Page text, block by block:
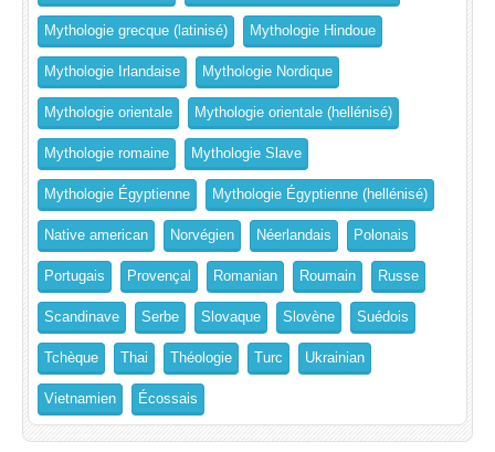
Mythologie grecque (latinisé) Mythologie Hindoue
Mythologie Irlandaise Mythologie Nordique
Mythologie orientale Mythologie orientale (hellénisé)
Mythologie romaine Mythologie Slave
Mythologie Égyptienne Mythologie Égyptienne (hellénisé)
Native american Norvégien Néerlandais Polonais
Portugais Provençal Romanian Roumain Russe
Scandinave Serbe Slovaque Slovène Suédois
Tchèque Thai Théologie Turc Ukrainian
Vietnamien Écossais